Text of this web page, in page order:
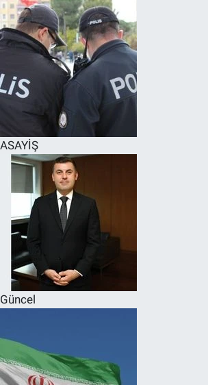
ASAYİŞ
Güncel